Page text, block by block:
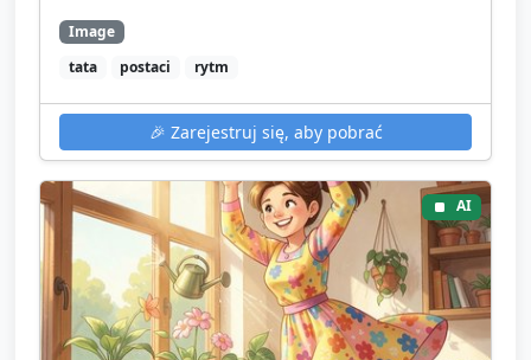
Image
tata
postaci rytm
🎉 Zarejestruj się, aby pobrać
AI